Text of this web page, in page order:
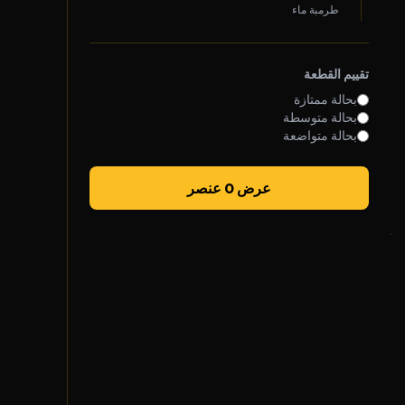
طرمبة ماء
تقييم القطعة
بحالة ممتازة
بحالة متوسطة
بحالة متواضعة
عرض 0 عنصر
روابط سريعة
سياسة الخصوصية
الشروط والأحكام
سياسة الشحن
الضمان والإرجاع